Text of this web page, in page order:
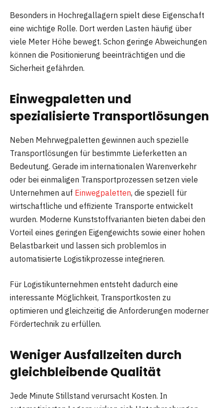
Besonders in Hochregallagern spielt diese Eigenschaft
eine wichtige Rolle. Dort werden Lasten häufig über
viele Meter Höhe bewegt. Schon geringe Abweichungen
können die Positionierung beeinträchtigen und die
Sicherheit gefährden.
Einwegpaletten und
spezialisierte Transportlösungen
Neben Mehrwegpaletten gewinnen auch spezielle
Transportlösungen für bestimmte Lieferketten an
Bedeutung. Gerade im internationalen Warenverkehr
oder bei einmaligen Transportprozessen setzen viele
Unternehmen auf Einwegpaletten, die speziell für
wirtschaftliche und effiziente Transporte entwickelt
wurden. Moderne Kunststoffvarianten bieten dabei den
Vorteil eines geringen Eigengewichts sowie einer hohen
Belastbarkeit und lassen sich problemlos in
automatisierte Logistikprozesse integrieren.
Für Logistikunternehmen entsteht dadurch eine
interessante Möglichkeit, Transportkosten zu
optimieren und gleichzeitig die Anforderungen moderner
Fördertechnik zu erfüllen.
Weniger Ausfallzeiten durch
gleichbleibende Qualität
Jede Minute Stillstand verursacht Kosten. In